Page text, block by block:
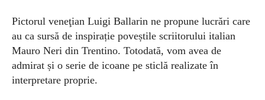
Pictorul veneţian Luigi Ballarin ne propune lucrări care
au ca sursă de inspirație poveștile scriitorului italian
Mauro Neri din Trentino. Totodată, vom avea de
admirat și o serie de icoane pe sticlă realizate în
interpretare proprie.